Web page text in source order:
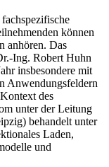
können
anhören. Das
Ing. Robert Huhn
insbesondere mit
Anwendungsfeldern
des
unter der Leitung
behandelt unter
Laden,
und